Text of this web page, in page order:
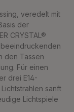
veredelt mit
der
CRYSTAL®
beeindruckenden
den Tassen
Für einen
drei E14-
sanft
Lichtspiele